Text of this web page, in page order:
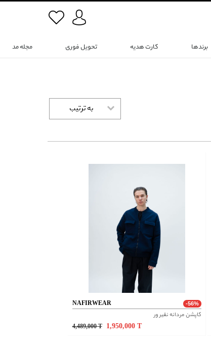
برندها کارت هدیه تحویل فوری مجله مد
به ترتیب
NAFIRWEAR -56%
کاپشن مردانه نفیر ور
4,489,000T 1,950,000 T